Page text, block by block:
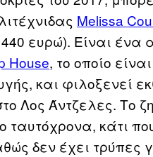
Melissa
ευρώ). Είναι ένα
House, το οποίο
και φιλοξενεί
Λος Άντζελες. Το
ταυτόχρονα, κάτι
δεν έχει τρύπες